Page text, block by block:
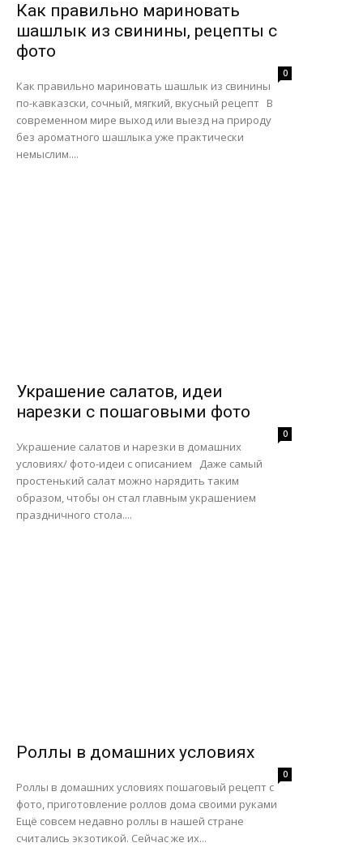
Как правильно мариновать
шашлык из свинины, рецепты с
фото
0
Как правильно мариновать шашлык из свинины
по-кавказски, сочный, мягкий, вкусный рецепт В
современном мире выход или выезд на природу
без ароматного шашлыка уже практически
немыслим....
Украшение салатов, идеи
нарезки с пошаговыми фото
0
Украшение салатов и нарезки в домашних
условиях/ фото-идеи с описанием Даже самый
простенький салат можно нарядить таким
образом, чтобы он стал главным украшением
праздничного стола....
Роллы в домашних условиях
0
Роллы в домашних условиях пошаговый рецепт с
фото, приготовление роллов дома своими руками
Ещё совсем недавно роллы в нашей стране
считались экзотикой. Сейчас же их...